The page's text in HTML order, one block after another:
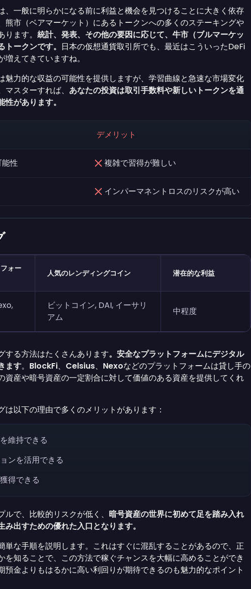
、一般に明らかになる前に利益と機会を見つけることに大きく依存
熊市（ベアマーケット）にあるトークンへの多くのステーキングや
ます。 統計、発表、その他の要因に応じて、牛市（ブルマーケッ
トークンです。 日本の仮想通貨取引所でも、最近はこういったDeFi
えてきていますね。
魅力的な収益の可能性を提供しますが、学習曲線と急速な市場変化
スターすれば、 あなたの投資は取引手数料や新しいトークンを通
があります。
デメリット
性 複雑で習得が難しい
インパーマネントロスのリスクが高い
ォー
人気のレンディングコイン 潜在的な利益
ビットコイン, DAI, イーサリ
アム
中程度
する方法はたくさんあります。安全なプラットフォームにデジタル
ます。 BlockFi、 Celsius、 Nexoなどのプラットフォームは貸し手の
資産や暗号資産の一定割合に対して価値のある資産を提供してくれ
は以下の理由で多くのメリットがあります：
維持できる
ンを活用できる
得できる
で、比較的リスクが低く、 暗号資産の世界に初めて足を踏み入れ
出すための優れた入口となります。
単な手順を説明します。これはすぐに混乱することがあるので、正
を知ることで、この方法で稼ぐチャンスを大幅に高めることができ
預金よりもはるかに高い利回りが期待できるのも魅力的なポイント